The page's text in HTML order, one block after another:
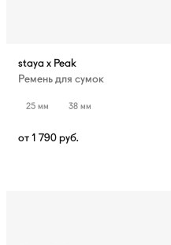
staya x Peak
Ремень для сумок
25 мм 38 мм
от 1 790 руб.